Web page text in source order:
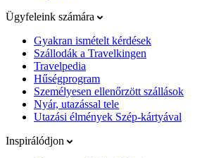
Ügyfeleink számára
Gyakran ismételt kérdések
Szállodák a Travelkingen
Travelpedia
Hűségprogram
Személyesen ellenőrzött szállások
Nyár, utazással tele
Utazási élmények Szép-kártyával
Inspirálódjon